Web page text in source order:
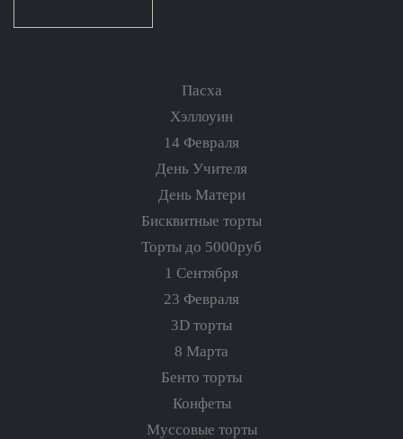
Пасха
Хэллоуин
14 Февраля
День Учителя
День Матери
Бисквитные торты
Торты до 5000руб
1 Сентября
23 Февраля
3D торты
8 Марта
Бенто торты
Конфеты
Муссовые торты